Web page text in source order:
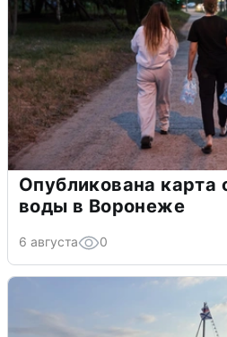
Опубликована карта
воды в Воронеже
6 августа 0